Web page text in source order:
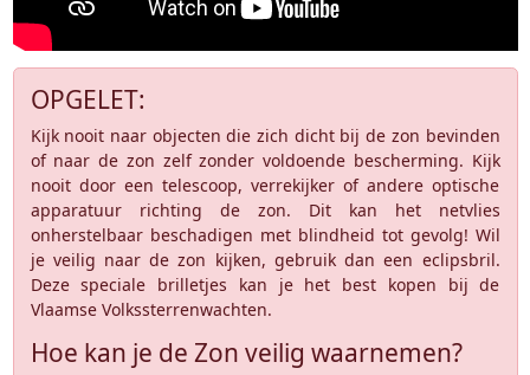
OPGELET:
Kijk nooit naar objecten die zich dicht bij de zon bevinden
of naar de zon zelf zonder voldoende bescherming. Kijk
nooit door een telescoop, verrekijker of andere optische
apparatuur richting de zon. Dit kan het netvlies
onherstelbaar beschadigen met blindheid tot gevolg! Wil
je veilig naar de zon kijken, gebruik dan een eclipsbril.
Deze speciale brilletjes kan je het best kopen bij de
Vlaamse Volkssterrenwachten.
Hoe kan je de Zon veilig waarnemen?